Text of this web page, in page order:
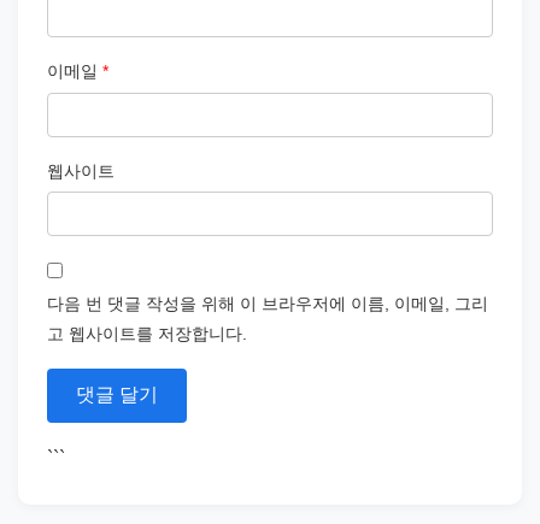
이메일 *
웹사이트
다음 번 댓글 작성을 위해 이 브라우저에 이름, 이메일, 그리
고 웹사이트를 저장합니다.
```